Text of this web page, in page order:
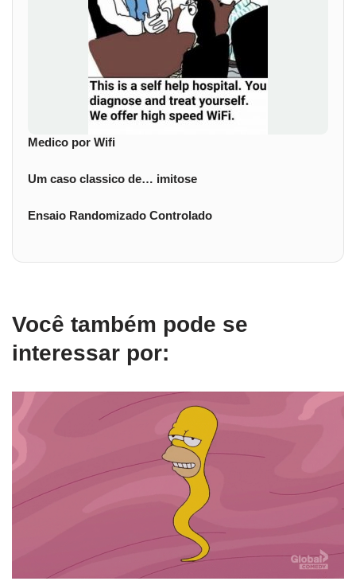
Medico por Wifi
Um caso classico de… imitose
Ensaio Randomizado Controlado
Você também pode se
interessar por: